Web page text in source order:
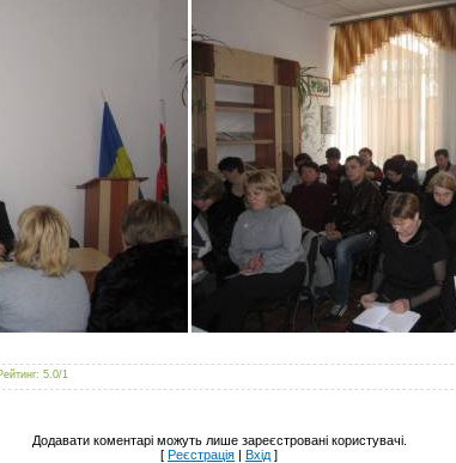
: 5.0/1
Додавати коментарі можуть лише зареєстровані користувачі.
[ Реєстрація | Вхід ]